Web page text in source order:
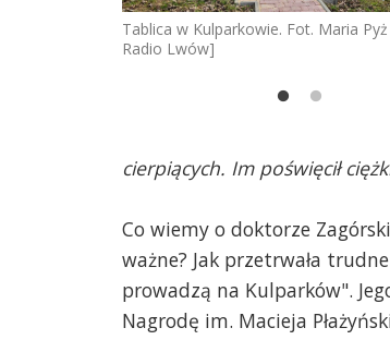
Tablica w Kulparkowie. Fot. Maria
Radio Lwów]
cierpiących. Im poświęcił
Co wiemy o doktorze
ważne? Jak przetrwała
prowadzą na Kulparków".
Nagrodę im. Macieja